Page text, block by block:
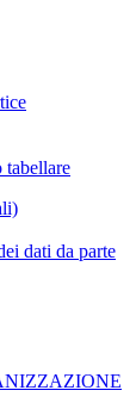
dati da parte